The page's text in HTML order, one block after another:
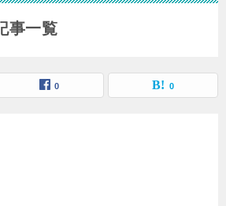
事一覧
0 0